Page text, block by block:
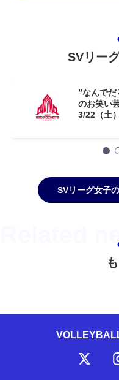
SVリー
”なんで
のお笑い
3/22（土
SVリーグ女子